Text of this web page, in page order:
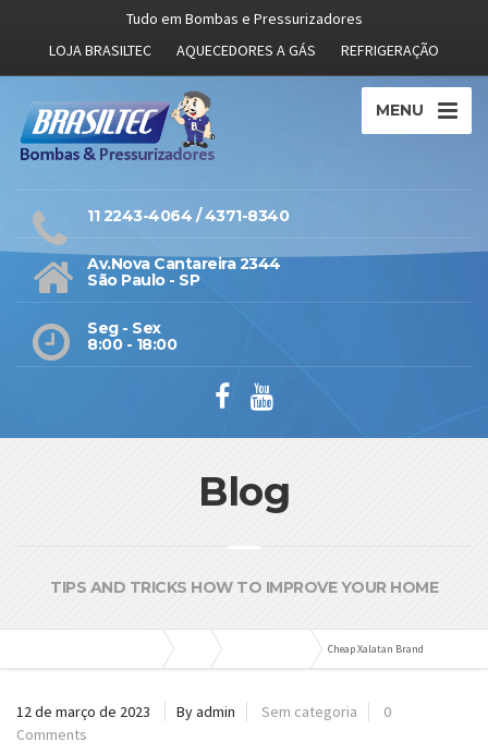
Tudo em Bombas e Pressurizadores
LOJA BRASILTEC
AQUECEDORES A GÁS REFRIGERAÇÃO
MENU
11 2243-4064 / 4371-8340
Av.Nova Cantareira 2344
São Paulo - SP
Seg - Sex
8:00 - 18:00
Blog
TIPS AND TRICKS HOW TO IMPROVE YOUR HOME
Cheap Xalatan Brand
12 de março de 2023 By admin Sem categoria
0
Comments